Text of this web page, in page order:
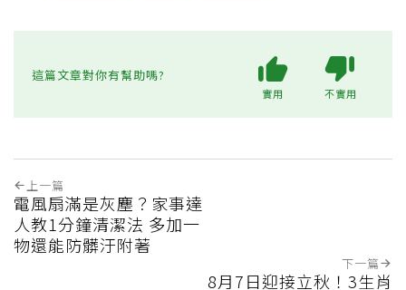
這篇文章對你有幫助嗎?
實用 不實用
上一篇
電風扇滿是灰塵？家事達
人教1分鐘清潔法 多加一
物還能防髒汙附著
下一篇
8月7日迎接立秋！3生肖